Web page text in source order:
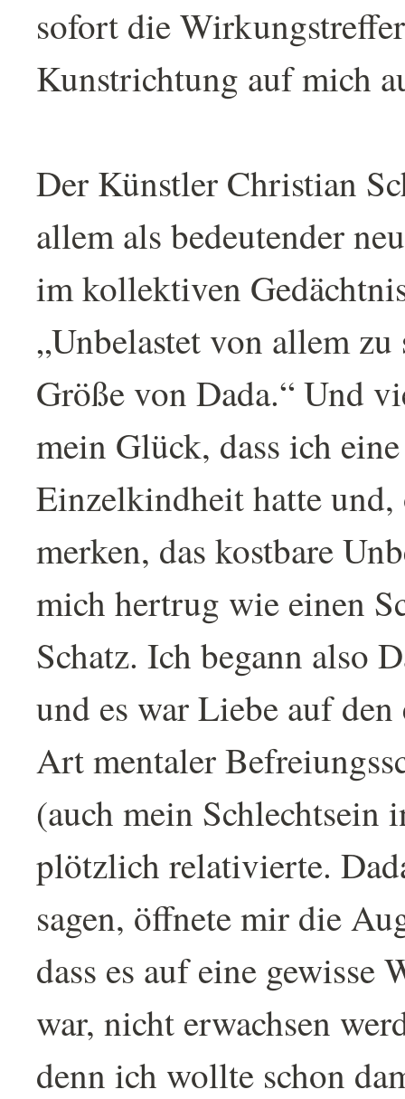
sofort die
Kunstrichtung auf mich
Der Künstler Christian
allem als bedeutender
im kollektiven
„Unbelastet von allem
Größe von Dada.“ Und
mein Glück, dass ich
Einzelkindheit hatte und,
merken, das kostbare
mich hertrug wie einen
Schatz. Ich begann also
und es war Liebe auf
Art mentaler
(auch mein Schlechtsein
plötzlich relativierte.
sagen, öffnete mir die
dass es auf eine gewisse
war, nicht erwachsen
denn ich wollte schon